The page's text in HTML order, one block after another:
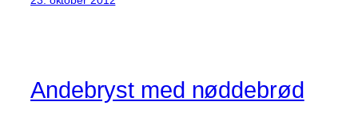
Andebryst med nøddebrød